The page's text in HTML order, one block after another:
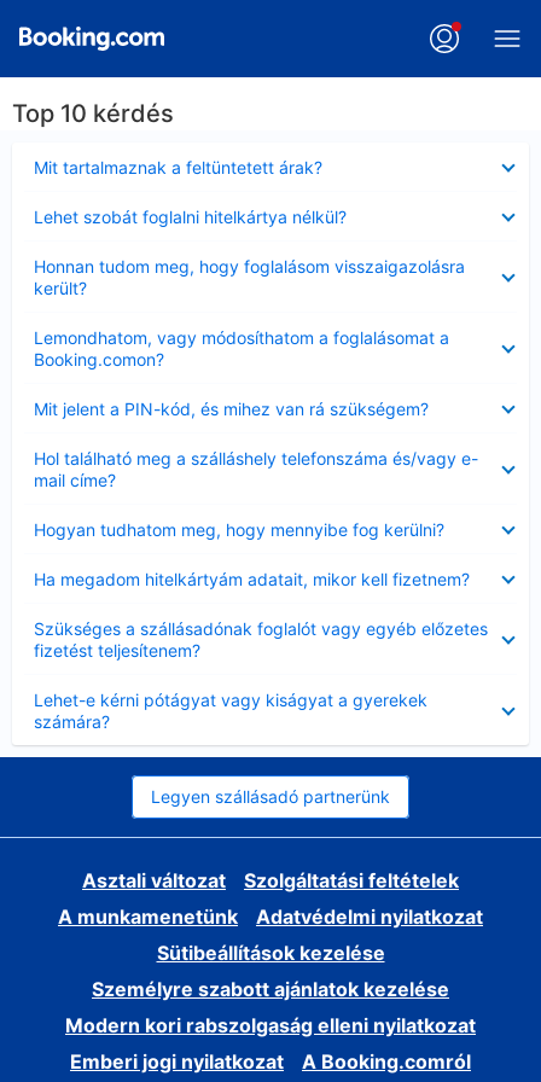
Top 10 kérdés
Mit tartalmaznak a feltüntetett árak?
Lehet szobát foglalni hitelkártya nélkül?
Honnan tudom meg, hogy foglalásom visszaigazolásra
került?
Lemondhatom, vagy módosíthatom a foglalásomat a
Booking.comon?
Mit jelent a PIN-kód, és mihez van rá szükségem?
Hol található meg a szálláshely telefonszáma és/vagy e-
mail címe?
Hogyan tudhatom meg, hogy mennyibe fog kerülni?
Ha megadom hitelkártyám adatait, mikor kell fizetnem?
Szükséges a szállásadónak foglalót vagy egyéb előzetes
fizetést teljesítenem?
Lehet-e kérni pótágyat vagy kiságyat a gyerekek
számára?
Legyen szállásadó partnerünk
Asztali változat
Szolgáltatási feltételek
A munkamenetünk
Adatvédelmi nyilatkozat
Sütibeállítások kezelése
Személyre szabott ajánlatok kezelése
Modern kori rabszolgaság elleni nyilatkozat
Emberi jogi nyilatkozat
A Booking.comról